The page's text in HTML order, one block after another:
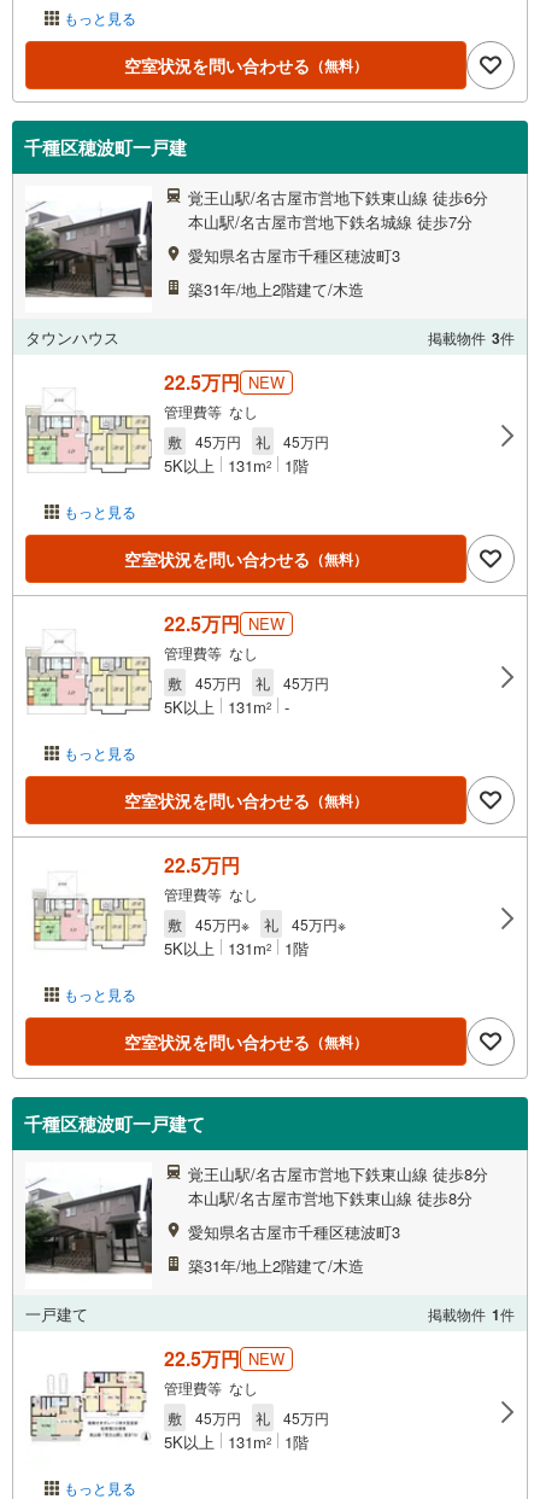
もっと見る
空室状況を問い合わせる （無料）
千種区穂波町一戸建
覚王山駅/名古屋市営地下鉄東山線 徒歩6分
本山駅/名古屋市営地下鉄名城線 徒歩7分
愛知県名古屋市千種区穂波町3
築31年/地上2階建て/木造
タウンハウス 掲載物件 3件
もっと見る
22.5万円 NEW
管理費等 なし
敷
45万円 礼 45万円
5K以上 131m2 1階
空室状況を問い合わせる （無料）
もっと見る
22.5万円 NEW
管理費等 なし
敷
45万円 礼 45万円
5K以上 131m2 -
空室状況を問い合わせる （無料）
もっと見る
22.5万円
管理費等 なし
敷
45万円※ 礼 45万円※
5K以上 131m2 1階
空室状況を問い合わせる （無料）
千種区穂波町一戸建て
覚王山駅/名古屋市営地下鉄東山線 徒歩8分
本山駅/名古屋市営地下鉄東山線 徒歩8分
愛知県名古屋市千種区穂波町3
築31年/地上2階建て/木造
一戸建て 掲載物件 1件
もっと見る
22.5万円 NEW
管理費等 なし
敷
45万円 礼 45万円
5K以上 131m2 1階